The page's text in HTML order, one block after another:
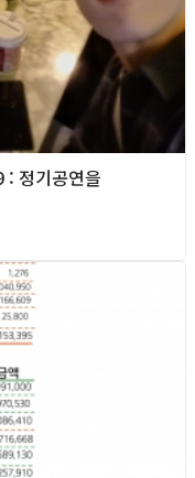
정기공연을